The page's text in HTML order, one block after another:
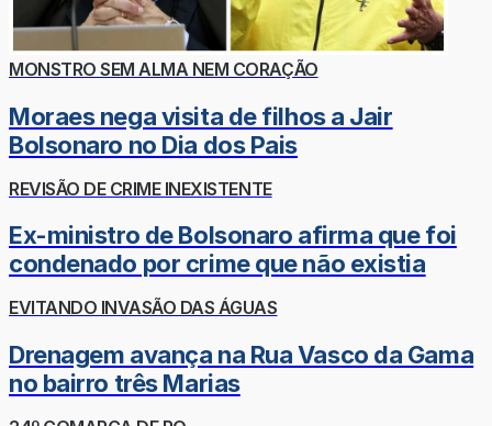
MONSTRO SEM ALMA NEM CORAÇÃO
Moraes nega visita de filhos a Jair
Bolsonaro no Dia dos Pais
REVISÃO DE CRIME INEXISTENTE
Ex-ministro de Bolsonaro afirma que foi
condenado por crime que não existia
EVITANDO INVASÃO DAS ÁGUAS
Drenagem avança na Rua Vasco da Gama
no bairro três Marias